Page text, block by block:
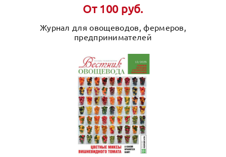
От 100 руб.
Журнал для овощеводов, фермеров,
предпринимателей